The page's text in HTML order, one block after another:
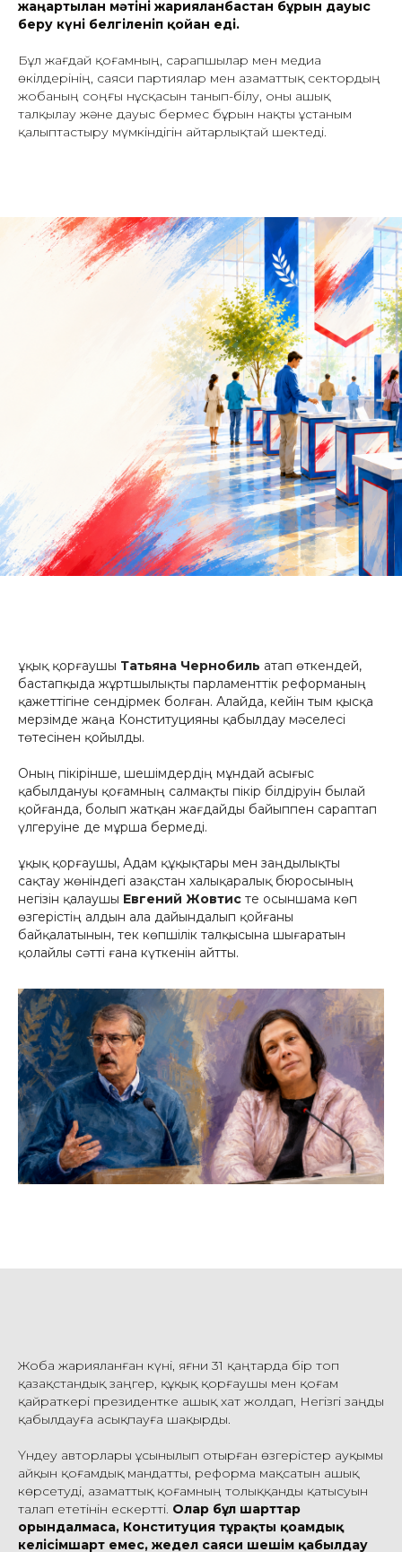
жаңартылған мәтіні жарияланбастан бұрын дауыс
беру күні белгіленіп қойған еді.
Бұл жағдай қоғамның, сарапшылар мен медиа
өкілдерінің, саяси партиялар мен азаматтық сектордың
жобаның соңғы нұсқасын танып-білу, оны ашық
талқылау және дауыс бермес бұрын нақты ұстаным
қалыптастыру мүмкіндігін айтарлықтай шектеді.
Құқық қорғаушы Татьяна Чернобиль атап өткендей,
бастапқыда жұртшылықты парламенттік реформаның
қажеттігіне сендірмек болған. Алайда, кейін тым қысқа
мерзімде жаңа Конституцияны қабылдау мәселесі
төтесінен қойылды.
Оның пікірінше, шешімдердің мұндай асығыс
қабылдануы қоғамның салмақты пікір білдіруін былай
қойғанда, болып жатқан жағдайды байыппен сараптап
үлгеруіне де мұрша бермеді.
Құқық қорғаушы, Адам құқықтары мен заңдылықты
сақтау жөніндегі Қазақстан халықаралық бюросының
негізін қалаушы Евгений Жовтис те осыншама көп
өзгерістің алдын ала дайындалып қойғаны
байқалатынын, тек көпшілік талқысына шығаратын
қолайлы сәтті ғана күткенін айтты.
Жоба жарияланған күні, яғни 31 қаңтарда бір топ
қазақстандық заңгер, құқық қорғаушы мен қоғам
қайраткері президентке ашық хат жолдап, Негізгі заңды
қабылдауға асықпауға шақырды.
Үндеу авторлары ұсынылып отырған өзгерістер ауқымы
айқын қоғамдық мандатты, реформа мақсатын ашық
көрсетуді, азаматтық қоғамның толыққанды қатысуын
талап ететінін ескертті. Олар бұл шарттар
орындалмаса, Конституция тұрақты қоғамдық
келісімшарт емес, жедел саяси шешім қабылдау